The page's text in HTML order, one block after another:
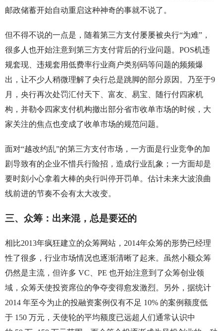
邮政储蓄开始自动重启这种神奇的事就不说了。
但不得不说的一点是，随着第三方支付屡屡被央行“为难”，
很多人也开始注意到第三方支付背后的行业问题。POS机违
规套现、违规套用低费率行业商户类别码等问题的频频爆
出，让不少人稍微理解了央行总是跳脚的部分原因。乃至于9
月，央行再次处罚汇付天下、富友、易宝、随行付四家机
构，并勒令四家支付机构撤出部分省市收单市场的时候，大
家关注的焦点也变成了收单市场的规范问题。
面对“越改约乱”的第三方支付市场，一方面是行业竞争的加
剧导致有的企业不惜兵行险招，造成行业乱象；一方面却是
要时刻小心拿着大棒的央行叫停开罚单。估计未来大波浪曲
线前进的节奏不会有太大改变。
三、众筹：出来混，总是要还的
相比2013年疯狂建立的众筹网站，2014年众筹的形势已经理
性了很多，行业市场情况也逐渐清晰了起来。虽然小额众筹
仍然是主流，但许多 VC、PE 也开始注意到了众筹创业领
域，众筹天使投资席位的争夺变得愈发激烈。另外，据统计
2014 年至今为止的投融资案例仅有不足 10% 的案例额度低
于 150 万元，天使轮的平均额度已远超人们通常认识中